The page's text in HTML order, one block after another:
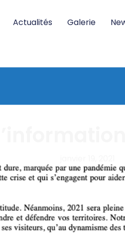
Actualités Galerie